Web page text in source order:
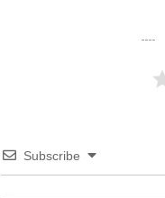
Subscribe